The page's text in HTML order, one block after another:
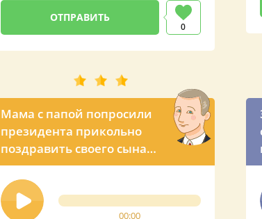
0
Мама с папой попросили
президента прикольно
поздравить своего сына
Марата с днюхой
00:00